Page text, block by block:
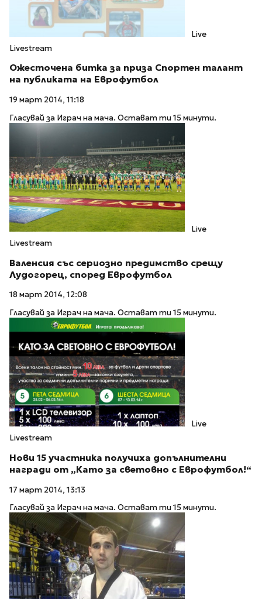
Live
Livestream
Ожесточена битка за приза Спортен талант
на публиката на Еврофутбол
19 март 2014, 11:18
Гласувай за Играч на мача. Остават ти 15 минути.
Live
Livestream
Валенсия със сериозно предимство срещу
Лудогорец, според Еврофутбол
18 март 2014, 12:08
Гласувай за Играч на мача. Остават ти 15 минути.
Live
Livestream
Нови 15 участника получиха допълнителни
награди от „Като за световно с Еврофутбол!“
17 март 2014, 13:13
Гласувай за Играч на мача. Остават ти 15 минути.